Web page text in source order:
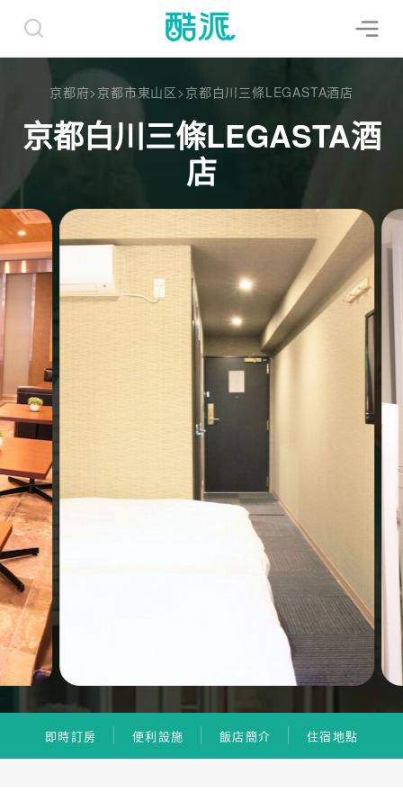
京都府>京都市東山区>京都白川三條LEGASTA酒店
京都白川三條LEGASTA酒
店
即時訂房 便利設施 飯店簡介 住宿地點